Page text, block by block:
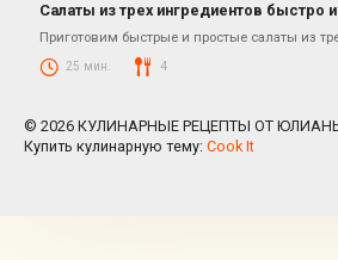
Салаты
Салаты из трех ингредиентов быстро
Приготовим быстрые и простые салаты из
25 мин. 4
© 2026 КУЛИНАРНЫЕ РЕЦЕПТЫ ОТ
Купить кулинарную тему: Cook It